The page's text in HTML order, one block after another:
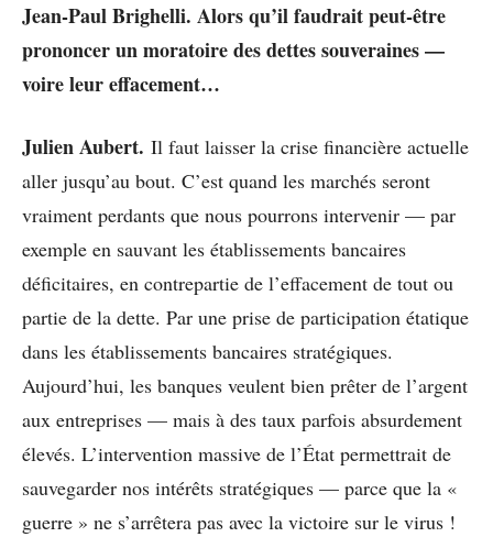
Jean-Paul Brighelli. Alors qu’il faudrait peut-être
prononcer un moratoire des dettes souveraines —
voire leur effacement…
Julien Aubert. Il faut laisser la crise financière actuelle
aller jusqu’au bout. C’est quand les marchés seront
vraiment perdants que nous pourrons intervenir — par
exemple en sauvant les établissements bancaires
déficitaires, en contrepartie de l’effacement de tout ou
partie de la dette. Par une prise de participation étatique
dans les établissements bancaires stratégiques.
Aujourd’hui, les banques veulent bien prêter de l’argent
aux entreprises — mais à des taux parfois absurdement
élevés. L’intervention massive de l’État permettrait de
sauvegarder nos intérêts stratégiques — parce que la «
guerre » ne s’arrêtera pas avec la victoire sur le virus !